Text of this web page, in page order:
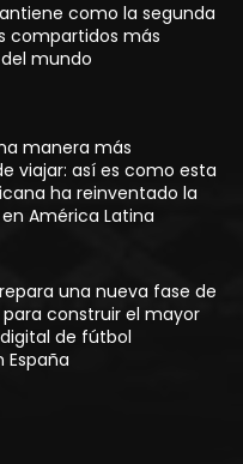
como la segunda
compartidos más
mundo
manera más
viajar: así es como esta
ha reinventado la
América Latina
una nueva fase de
construir el mayor
de fútbol